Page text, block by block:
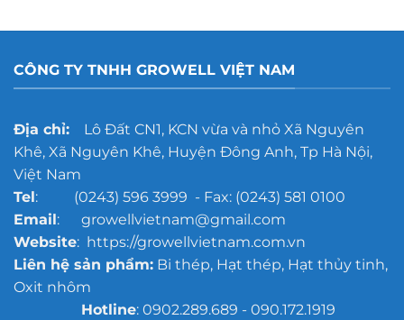
CÔNG TY TNHH GROWELL VIỆT NAM
Địa chỉ:Lô Đất CN1, KCN vừa và nhỏ Xã Nguyên
Khê, Xã Nguyên Khê, Huyện Đông Anh, Tp Hà Nội,
Việt Nam
Tel: (0243) 596 3999 - Fax: (0243) 581 0100
Email: growellvietnam@gmail.com
Website: https://growellvietnam.com.vn
Liên hệ sản phẩm:Bi thép, Hạt thép, Hạt thủy tinh,
Oxit nhôm
Hotline: 0902.289.689 - 090.172.1919